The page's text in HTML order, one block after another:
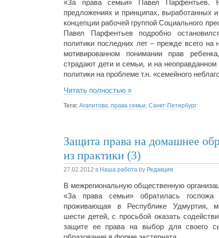
«За права семьи» Павел Парфентьев.
предложениях и принципах, выработанных
концепции рабочей группой Социального
Павел Парфентьев подробно
политики последних лет – прежде всего на
мотивированном понимании прав
страдают дети и семьи, и на неоправданном
политики на проблеме т.н. «семейного
Читать полностью »
Теги: Агапитова, права семьи, Санкт-Петербург
Защита права на домашнее
из практики (3)
27.02.2012 в Наша работа by Редакция
В межрегиональную общественную
«За права семьи» обратилась
проживающая в Республике Удмуртия,
шести детей, с просьбой оказать
защите ее права на выбор для своего